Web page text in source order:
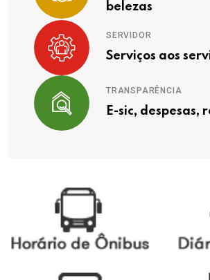
belezas
SERVIDOR
Serviços aos
TRANSPARÊNCIA
E-sic, despesas,